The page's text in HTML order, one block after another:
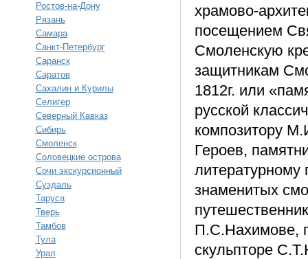
Ростов-на-Дону
Рязань
Самара
Санкт-Петербург
Саранск
Саратов
Сахалин и Курилы
Селигер
Северный Кавказ
Сибирь
Смоленск
Соловецкие острова
Сочи экскурсионный
Суздаль
Таруса
Тверь
Тамбов
Тула
Урал
храмово-
посещением
Смоленскую
защитникам
1812г. или
русской
композитору
Героев,
знаменитых
П.С.Нахимове,
скульпторе